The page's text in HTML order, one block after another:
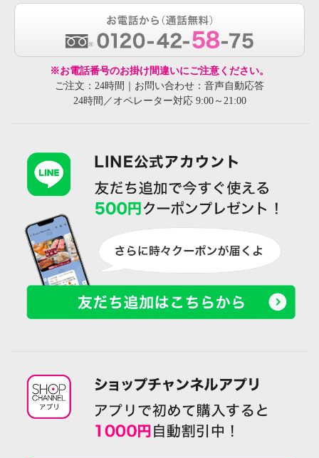
※お電話番号のお掛け間違いにご注意ください。
ご注文：24時間｜お問い合わせ：音声自動応答
24時間／オペレーター対応 9:00～21:00